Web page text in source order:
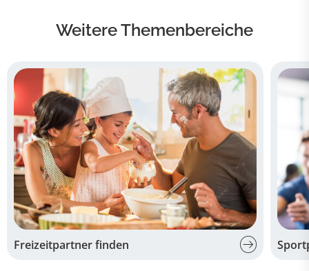
Weitere Themenbereiche
Freizeitpartner finden